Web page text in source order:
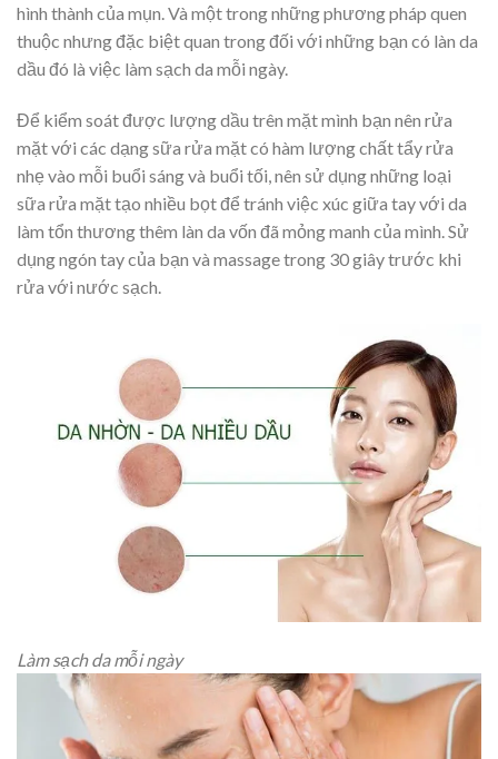
hình thành của mụn. Và một trong những phương pháp quen
thuộc nhưng đặc biệt quan trong đối với những bạn có làn da
dầu đó là việc làm sạch da mỗi ngày.
Để kiểm soát được lượng dầu trên mặt mình bạn nên rửa
mặt với các dạng sữa rửa mặt có hàm lượng chất tẩy rửa
nhẹ vào mỗi buổi sáng và buổi tối, nên sử dụng những loại
sữa rửa mặt tạo nhiều bọt để tránh việc xúc giữa tay với da
làm tổn thương thêm làn da vốn đã mỏng manh của mình. Sử
dụng ngón tay của bạn và massage trong 30 giây trước khi
rửa với nước sạch.
Làm sạch da mỗi ngày